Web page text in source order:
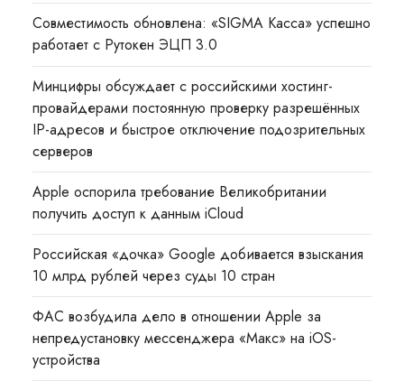
Совместимость обновлена: «SIGMA Касса» успешно
работает с Рутокен ЭЦП 3.0
Минцифры обсуждает с российскими хостинг-
провайдерами постоянную проверку разрешённых
IP-адресов и быстрое отключение подозрительных
серверов
Apple оспорила требование Великобритании
получить доступ к данным iCloud
Российская «дочка» Google добивается взыскания
10 млрд рублей через суды 10 стран
ФАС возбудила дело в отношении Apple за
непредустановку мессенджера «Макс» на iOS-
устройства